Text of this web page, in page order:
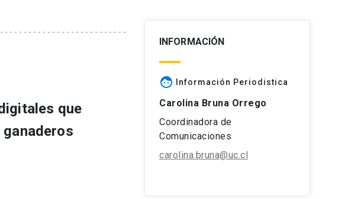
que
INFORMACIÓN
face Información Periodistica
Carolina Bruna Orrego
Coordinadora de
Comunicaciones
carolina.bruna@uc.cl